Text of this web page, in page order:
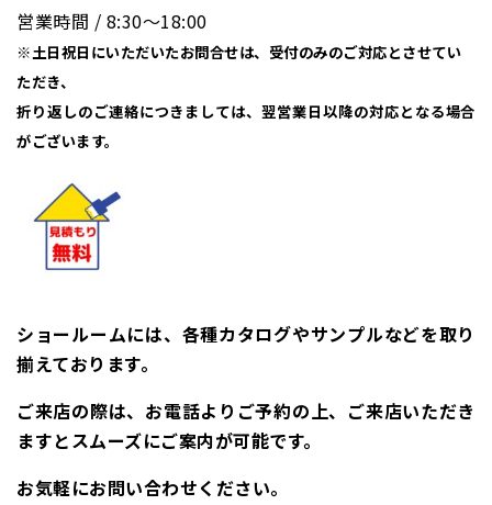
営業時間 / 8:30〜18:00
※土日祝日にいただいたお問合せは、受付のみのご対応とさせてい
ただき、
折り返しのご連絡につきましては、翌営業日以降の対応となる場合
がございます。
ショールームには、各種カタログやサンプルなどを取り
揃えております。
ご来店の際は、お電話よりご予約の上、ご来店いただき
ますとスムーズにご案内が可能です。
お気軽にお問い合わせください。